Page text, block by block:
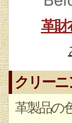
革財
クリー
革製品の